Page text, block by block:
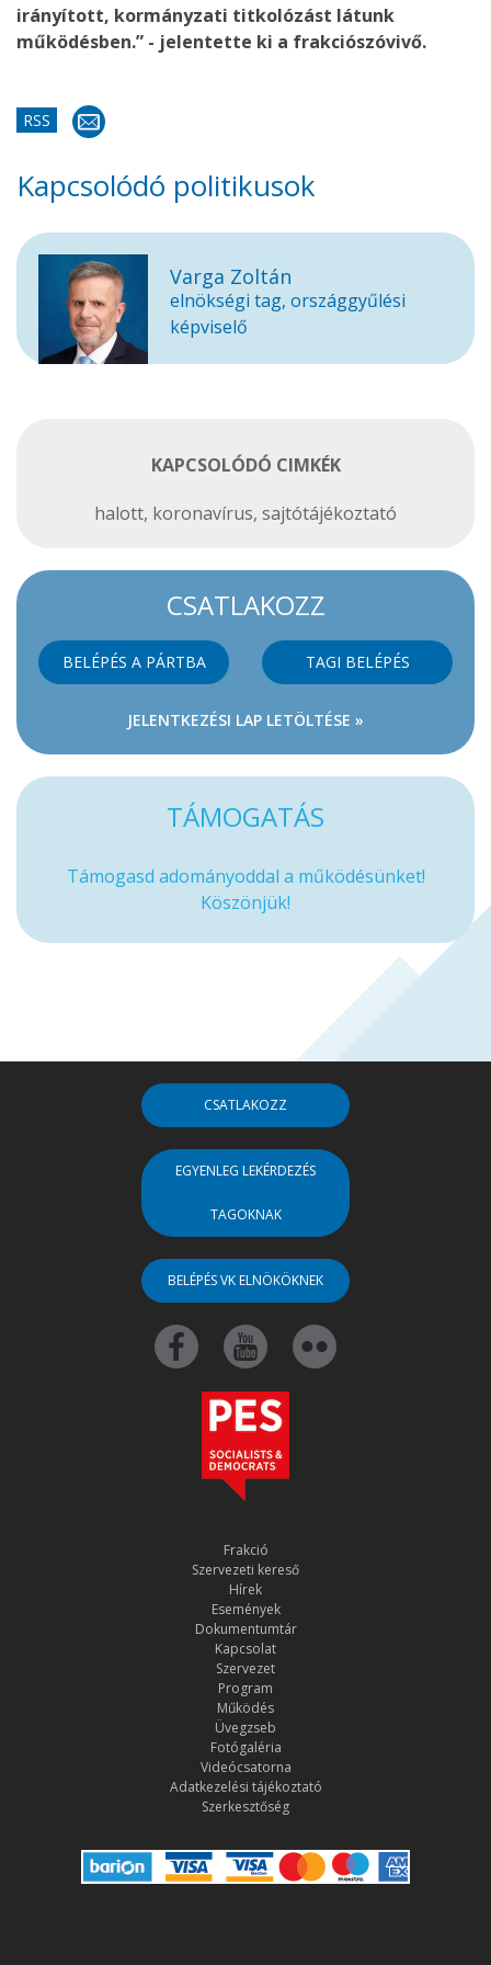
irányított, kormányzati titkolózást látunk
működésben.” - jelentette ki a frakciószóvivő.
RSS
Kapcsolódó politikusok
Varga Zoltán
elnökségi tag, országgyűlési
képviselő
KAPCSOLÓDÓ CIMKÉK
halott, koronavírus, sajtótájékoztató
CSATLAKOZZ
BELÉPÉS A PÁRTBA TAGI BELÉPÉS
JELENTKEZÉSI LAP LETÖLTÉSE »
TÁMOGATÁS
Támogasd adományoddal a működésünket!
Köszönjük!
CSATLAKOZZ
EGYENLEG LEKÉRDEZÉS
TAGOKNAK
BELÉPÉS VK ELNÖKÖKNEK
Frakció
Szervezeti kereső
Hírek
Események
Dokumentumtár
Kapcsolat
Szervezet
Program
Működés
Üvegzseb
Fotógaléria
Videócsatorna
Adatkezelési tájékoztató
Szerkesztőség